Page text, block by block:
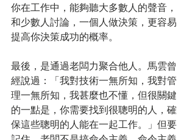
你在工作中，能夠聽大多數人的聲音，
和少數人討論，一個人做決策，更容易
提高你決策成功的概率。
最後，是通過老闆力聚合他人。馬雲曾
經說過：「我對技術一無所知，我對管
理一無所知，我甚麼也不懂，但很關鍵
的一點是，你需要找到很聰明的人，確
保這些聰明的人能在一起工作。」但要